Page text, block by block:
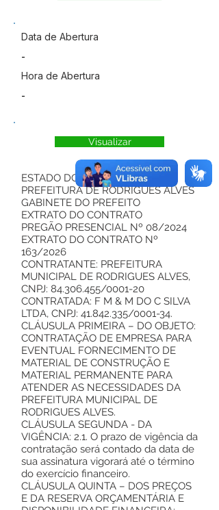
Data de Abertura
-
Hora de Abertura
-
Visualizar
ESTADO DO ACRE
PREFEITURA DE RODRIGUES ALVES
GABINETE DO PREFEITO
EXTRATO DO CONTRATO
PREGÃO PRESENCIAL Nº 08/2024
EXTRATO DO CONTRATO Nº
163/2026
CONTRATANTE: PREFEITURA
MUNICIPAL DE RODRIGUES ALVES,
CNPJ: 84.306.455/0001-20
CONTRATADA: F M & M DO C SILVA
LTDA, CNPJ: 41.842.335/0001-34.
CLÁUSULA PRIMEIRA – DO OBJETO:
CONTRATAÇÃO DE EMPRESA PARA
EVENTUAL FORNECIMENTO DE
MATERIAL DE CONSTRUÇÃO E
MATERIAL PERMANENTE PARA
ATENDER AS NECESSIDADES DA
PREFEITURA MUNICIPAL DE
RODRIGUES ALVES.
CLÁUSULA SEGUNDA - DA
VIGÊNCIA: 2.1. O prazo de vigência da
contratação será contado da data de
sua assinatura vigorará até o término
do exercício financeiro.
CLÁUSULA QUINTA – DOS PREÇOS
E DA RESERVA ORÇAMENTÁRIA E